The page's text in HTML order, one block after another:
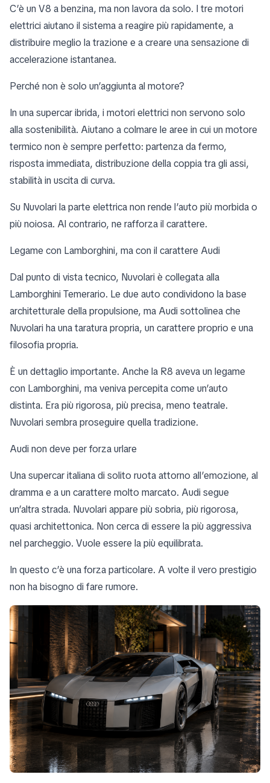
C’è un V8 a benzina, ma non lavora da solo. I tre motori
elettrici aiutano il sistema a reagire più rapidamente, a
distribuire meglio la trazione e a creare una sensazione di
accelerazione istantanea.
Perché non è solo un’aggiunta al motore?
In una supercar ibrida, i motori elettrici non servono solo
alla sostenibilità. Aiutano a colmare le aree in cui un motore
termico non è sempre perfetto: partenza da fermo,
risposta immediata, distribuzione della coppia tra gli assi,
stabilità in uscita di curva.
Su Nuvolari la parte elettrica non rende l’auto più morbida o
più noiosa. Al contrario, ne rafforza il carattere.
Legame con Lamborghini, ma con il carattere Audi
Dal punto di vista tecnico, Nuvolari è collegata alla
Lamborghini Temerario. Le due auto condividono la base
architetturale della propulsione, ma Audi sottolinea che
Nuvolari ha una taratura propria, un carattere proprio e una
filosofia propria.
È un dettaglio importante. Anche la R8 aveva un legame
con Lamborghini, ma veniva percepita come un’auto
distinta. Era più rigorosa, più precisa, meno teatrale.
Nuvolari sembra proseguire quella tradizione.
Audi non deve per forza urlare
Una supercar italiana di solito ruota attorno all’emozione, al
dramma e a un carattere molto marcato. Audi segue
un’altra strada. Nuvolari appare più sobria, più rigorosa,
quasi architettonica. Non cerca di essere la più aggressiva
nel parcheggio. Vuole essere la più equilibrata.
In questo c’è una forza particolare. A volte il vero prestigio
non ha bisogno di fare rumore.